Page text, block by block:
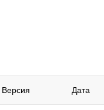
Версия Дата